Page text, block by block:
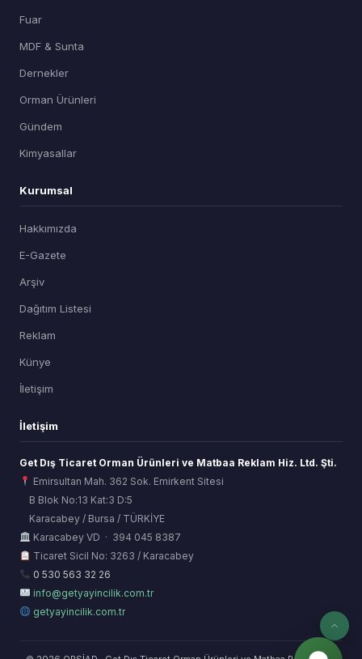
Fuar
MDF & Sunta
Dernekler
Orman Ürünleri
Gündem
Kimyasallar
Kurumsal
Hakkımızda
E-Gazete
Arşiv
Dağıtım Listesi
Reklam
Künye
İletişim
İletişim
Get Dış Ticaret Orman Ürünleri ve Matbaa Reklam Hiz. Ltd. Şti.
Emirsultan Mah. 362 Sok. Emirkent Sitesi
B Blok No:13 Kat:3 D:5
Karacabey / Bursa / TÜRKİYE
Karacabey VD · 394 045 8387
Ticaret Sicil No: 3263 / Karacabey
0 530 563 32 26
info@getyayincilik.com.tr
getyayincilik.com.tr
ORSİAD AI
Sektörel Hafıza Asistanı